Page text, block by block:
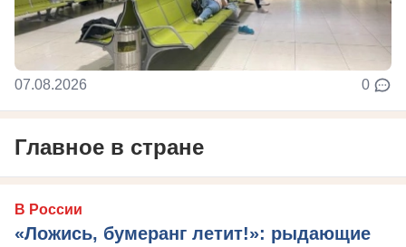
07.08.2026 0
Главное в стране
В России
«Ложись, бумеранг летит!»: рыдающие